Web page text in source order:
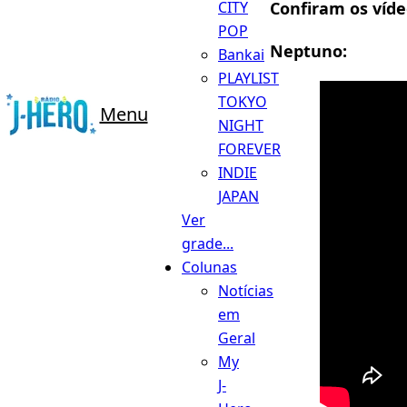
Menu
CITY
POP
Bankai
PLAYLIST
TOKYO
NIGHT
FOREVER
INDIE
JAPAN
Ver
grade...
Colunas
Notícias
em
Geral
My
J-
Confiram os
Neptuno: